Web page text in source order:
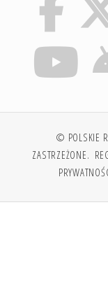
© POLSKIE
ZASTRZEŻONE.